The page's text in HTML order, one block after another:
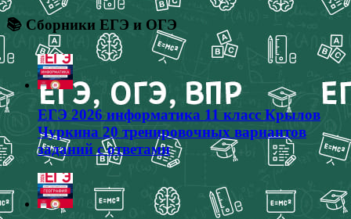
📚 Сборники ЕГЭ и ОГЭ
ЕГЭ 2026 информатика 11 класс Крылов
Чуркина 20 тренировочных вариантов
заданий с ответами